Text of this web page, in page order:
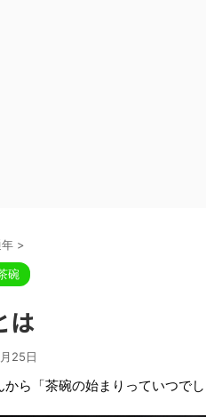
>
碗
は
25日
から「茶碗の始まりっていつで